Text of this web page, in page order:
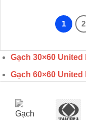
1 2
Gạch 30×60 United
Gạch 60×60 United